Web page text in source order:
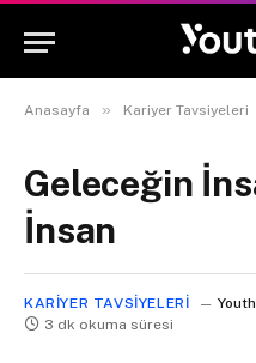
Anasayfa » Kariyer Tavsiyeleri
Geleceğin
İnsan
KARIYER TAVSIYELERI
3 dk okuma süresi